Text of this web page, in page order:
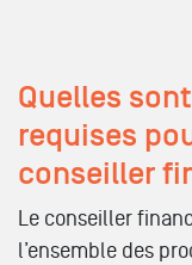
Quelles
requises
conseiller
Le conseiller
l’ensemble des